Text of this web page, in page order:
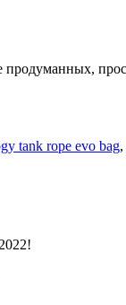
tank rope evo bag,